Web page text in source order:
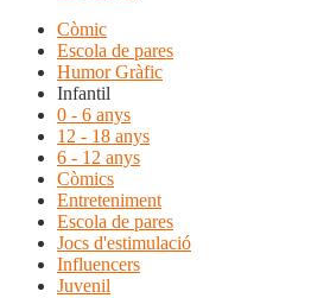
Còmic
Escola de pares
Humor Gràfic
Infantil
0 - 6 anys
12 - 18 anys
6 - 12 anys
Còmics
Entreteniment
Escola de pares
Jocs d'estimulació
Influencers
Juvenil